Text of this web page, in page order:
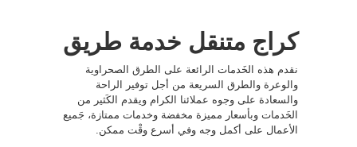
كراج متنقل خدمة طريق
نقدم هذه الخَدمات الرائعة على الطرق الصحراوية
والوعرة والطرق السريعة من أجل توفير الراحة
والسعادة على وجوه عملائنا الكرام ويقدم الكَثير من
الخَدمات وبأسعار مميزة مخفضة وخدمات ممتازة، جَميع
الأعمال على أكمل وجه وفي أسرع وقْت ممكن.